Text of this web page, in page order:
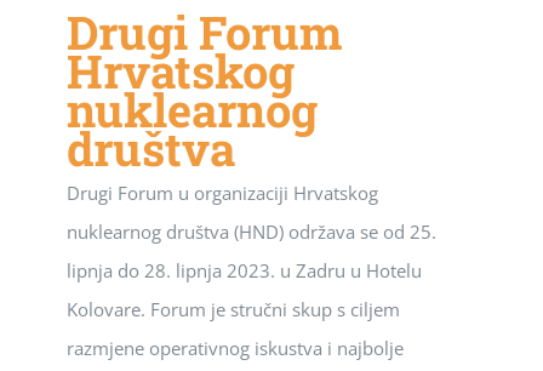
Drugi Forum
Hrvatskog
nuklearnog
društva
Drugi Forum u organizaciji Hrvatskog
nuklearnog društva (HND) održava se od 25.
lipnja do 28. lipnja 2023. u Zadru u Hotelu
Kolovare. Forum je stručni skup s ciljem
razmjene operativnog iskustva i najbolje